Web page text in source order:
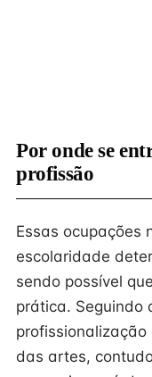
Por onde se
profissão
Essas ocupações
escolaridade
sendo possível
prática. Seguindo
profissionalização
das artes,